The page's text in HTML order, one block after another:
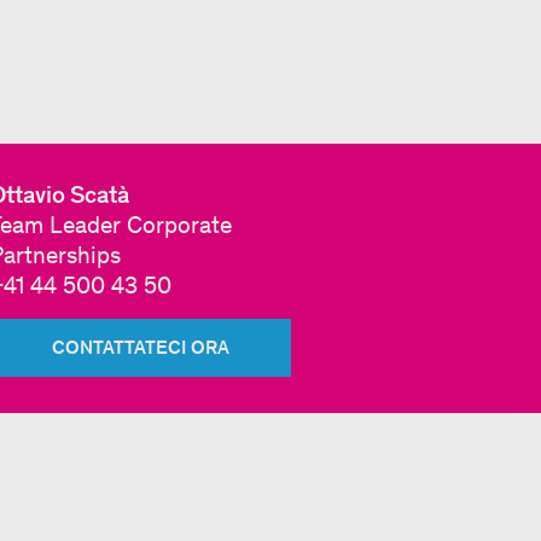
Scatà
Leader Corporate
44 500 43 50
CONTATTATECI ORA